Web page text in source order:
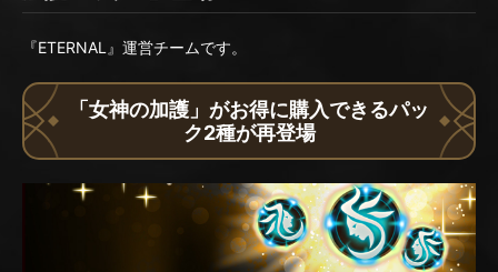
『ETERNAL』運営チームです。
「女神の加護」がお得に購入できるパッ
ク2種が再登場